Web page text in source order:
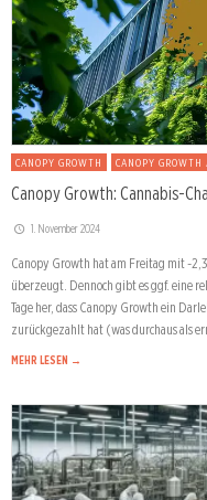
CANOPY GROWTH CANOPY
Canopy Growth: Cannabis-
1. November 2024
Canopy Growth hat am Freitag mit -
überzeugt. Dennoch gibt es ggf. eine
Tage her, dass Canopy Growth ein
zurückgezahlt hat (was durchaus als
MEHR LESEN →